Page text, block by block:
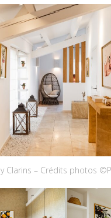
Clarins – Crédits photos